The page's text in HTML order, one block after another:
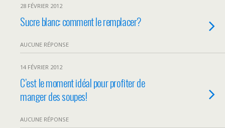
28 FÉVRIER 2012
Sucre blanc: comment le remplacer?
AUCUNE RÉPONSE
14 FÉVRIER 2012
C’est le moment idéal pour profiter de
manger des soupes!
AUCUNE RÉPONSE